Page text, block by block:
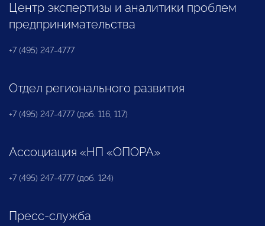
Центр экспертизы и аналитики проблем
предпринимательства
+7 (495) 247-4777
Отдел регионального развития
+7 (495) 247-4777 (доб. 116, 117)
Ассоциация «НП «ОПОРА»
+7 (495) 247-4777 (доб. 124)
Пресс-служба